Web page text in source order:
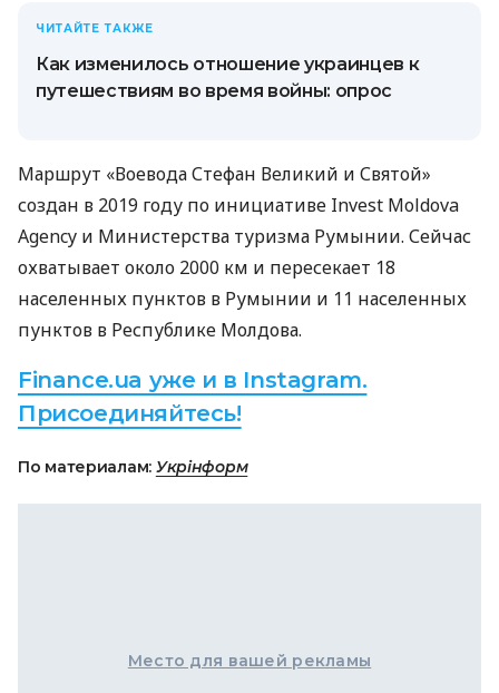
ЧИТАЙТЕ ТАКЖЕ
Как изменилось отношение украинцев к
путешествиям во время войны: опрос
Маршрут «Воевода Стефан Великий и Святой»
создан в 2019 году по инициативе Invest Moldova
Agency и Министерства туризма Румынии. Сейчас
охватывает около 2000 км и пересекает 18
населенных пунктов в Румынии и 11 населенных
пунктов в Республике Молдова.
Finance.ua уже и в Instagram.
Присоединяйтесь!
По материалам: Укрінформ
Место для вашей рекламы